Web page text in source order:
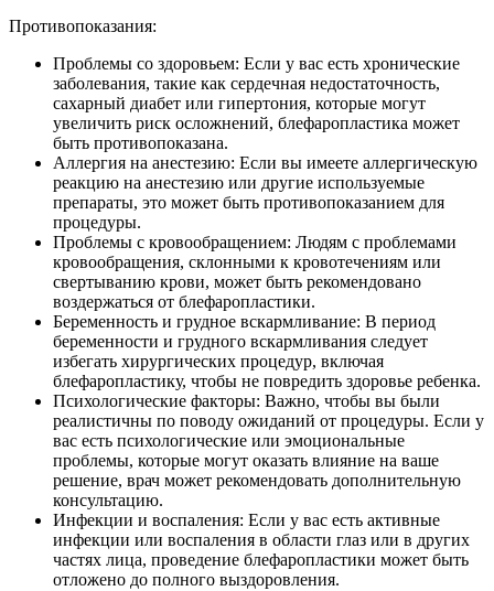
Противопоказания:
Проблемы со здоровьем: Если у вас есть хронические
заболевания, такие как сердечная недостаточность,
сахарный диабет или гипертония, которые могут
увеличить риск осложнений, блефаропластика может
быть противопоказана.
Аллергия на анестезию: Если вы имеете аллергическую
реакцию на анестезию или другие используемые
препараты, это может быть противопоказанием для
процедуры.
Проблемы с кровообращением: Людям с проблемами
кровообращения, склонными к кровотечениям или
свертыванию крови, может быть рекомендовано
воздержаться от блефаропластики.
Беременность и грудное вскармливание: В период
беременности и грудного вскармливания следует
избегать хирургических процедур, включая
блефаропластику, чтобы не повредить здоровье ребенка.
Психологические факторы: Важно, чтобы вы были
реалистичны по поводу ожиданий от процедуры. Если у
вас есть психологические или эмоциональные
проблемы, которые могут оказать влияние на ваше
решение, врач может рекомендовать дополнительную
консультацию.
Инфекции и воспаления: Если у вас есть активные
инфекции или воспаления в области глаз или в других
частях лица, проведение блефаропластики может быть
отложено до полного выздоровления.